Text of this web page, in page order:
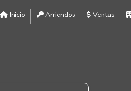
Inicio Arriendos Ventas